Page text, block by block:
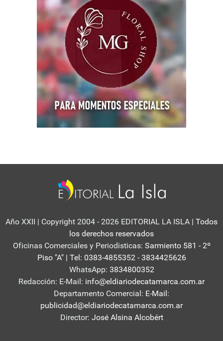
Año XXII | Copyright 2004 - 2026 EDITORIAL LA ISLA | Todos
los derechos reservados
Oficinas Comerciales y Periodisticas: Sarmiento 581 - 2º
Piso "A" | Tel: 0383-4855352 - 3834425626
WhatsApp: 3834800352
Redacción: E-Mail: info@eldiariodecatamarca.com.ar
Departamento Comercial: E-Mail:
publicidad@eldiariodecatamarca.com.ar
Director: José Alsina Alcobért